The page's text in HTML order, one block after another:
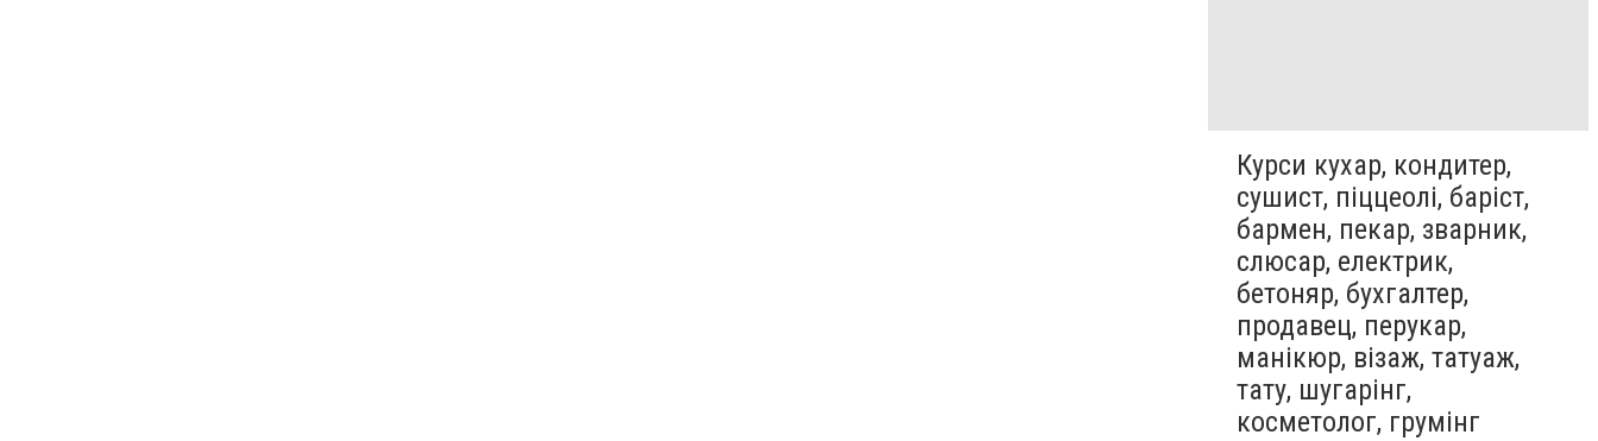
Курси кухар, кондитер,
сушист, піццеолі, баріст,
бармен, пекар, зварник,
слюсар, електрик,
бетоняр, бухгалтер,
продавец, перукар,
манікюр, візаж, татуаж,
тату, шугарінг,
косметолог, грумінг